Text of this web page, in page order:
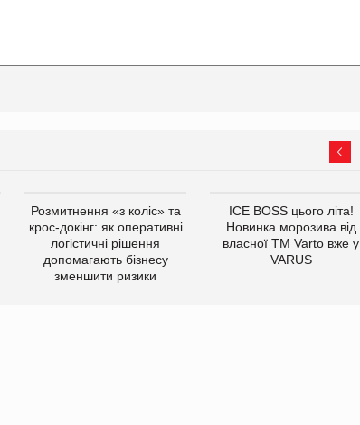
Розмитнення «з коліс» та
крос-докінг: як оперативні
логістичні рішення
допомагають бізнесу
зменшити ризики
ICE BOSS цього літа!
Новинка морозива від
власної ТМ Varto вже у
VARUS